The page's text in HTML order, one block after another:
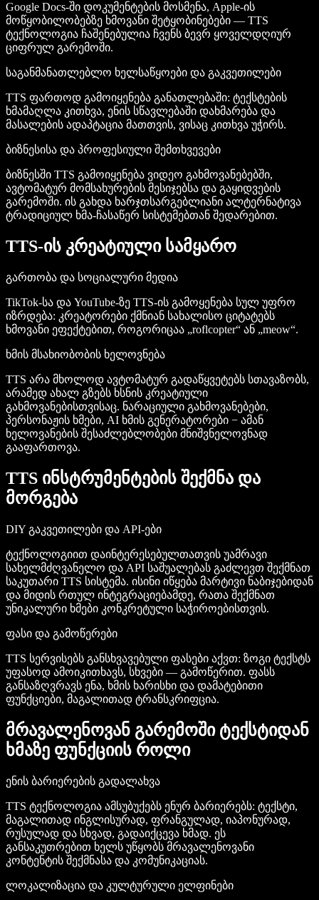
Google Docs-ში დოკუმენტების მოსმენა, Apple-ის
მოწყობილობებზე ხმოვანი შეტყობინებები — TTS
ტექნოლოგია ჩაშენებულია ჩვენს ბევრ ყოველდღიურ
ციფრულ გარემოში.
საგანმანათლებლო ხელსაწყოები და გაკვეთილები
TTS ფართოდ გამოიყენება განათლებაში: ტექსტების
ხმამაღლა კითხვა, ენის სწავლებაში დახმარება და
მასალების ადაპტაცია მათთვის, ვისაც კითხვა უჭირს.
ბიზნესისა და პროფესიული შემთხვევები
ბიზნესში TTS გამოიყენება ვიდეო გახმოვანებებში,
ავტომატურ მომსახურების მესიჯებსა და გაყიდვების
გარემოში. ის გახდა ხარჯთსარგებლიანი ალტერნატივა
ტრადიციულ ხმა-ჩასაწერ სისტემებთან შედარებით.
TTS-ის კრეატიული სამყარო
გართობა და სოციალური მედია
TikTok-სა და YouTube-ზე TTS-ის გამოყენება სულ უფრო
იზრდება: კრეატორები ქმნიან სახალისო ციტატებს
ხმოვანი ეფექტებით, როგორიცაა „roflcopter“ ან „meow“.
ხმის მსახიობობის ხელოვნება
TTS არა მხოლოდ ავტომატურ გადაწყვეტებს სთავაზობს,
არამედ ახალ გზებს ხსნის კრეატიული
გახმოვანებისთვისაც. ნარაციული გახმოვანებები,
პერსონაჟის ხმები, AI ხმის გენერატორები − ამან
ხელოვანების შესაძლებლობები მნიშვნელოვნად
გააფართოვა.
TTS ინსტრუმენტების შექმნა და
მორგება
DIY გაკვეთილები და API-ები
ტექნოლოგიით დაინტერესებულთათვის უამრავი
სახელმძღვანელო და API საშუალებას გაძლევთ შექმნათ
საკუთარი TTS სისტემა. ისინი იწყება მარტივი ნაბიჯებიდან
და მიდის რთულ ინტეგრაციებამდე, რათა შექმნათ
უნიკალური ხმები კონკრეტული საჭიროებისთვის.
ფასი და გამოწერები
TTS სერვისებს განსხვავებული ფასები აქვთ: ზოგი ტექსტს
უფასოდ ამოიკითხავს, სხვები — გამოწერით. ფასს
განსაზღვრავს ენა, ხმის ხარისხი და დამატებითი
ფუნქციები, მაგალითად ტრანსკრიფცია.
მრავალენოვან გარემოში ტექსტიდან
ხმაზე ფუნქციის როლი
ენის ბარიერების გადალახვა
TTS ტექნოლოგია ამსუბუქებს ენურ ბარიერებს: ტექსტი,
მაგალითად ინგლისურად, ფრანგულად, იაპონურად,
რუსულად და სხვად, გადაიქცევა ხმად. ეს
განსაკუთრებით ხელს უწყობს მრავალენოვანი
კონტენტის შექმნასა და კომუნიკაციას.
ლოკალიზაცია და კულტურული ელფინები